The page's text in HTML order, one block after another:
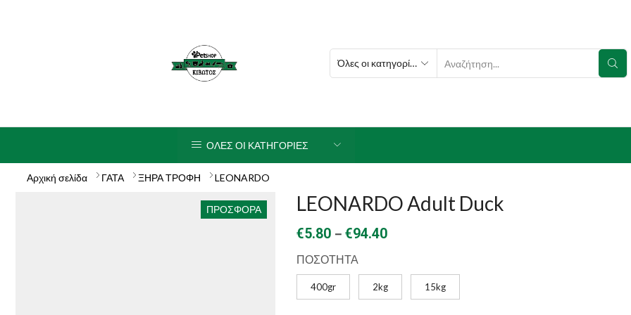
SEARCH
ΟΛΕΣ ΟΙ ΚΑΤΗΓΟΡΙΕΣ
Αρχική σελίδα ΓΑΤΑ ΞΗΡΑ ΤΡΟΦΗ LEONARDO
ΠΡΟΣΦΟΡΆ LEONARDO Adult Duck
€5.80 – €94.40Price
€5.80
through
ΠΟΣΟΤΗΤΑ
400gr 2kg 15kg